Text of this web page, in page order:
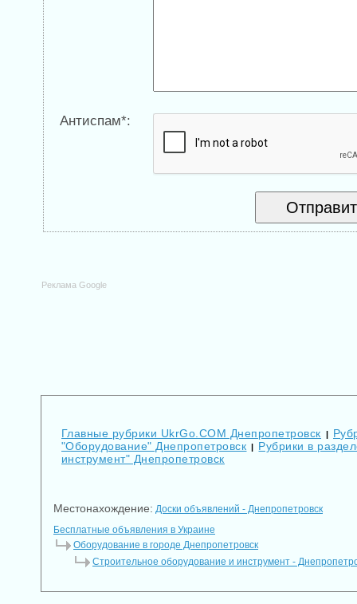
Антиспам*:
Реклама Google
Главные рубрики UkrGo.COM Днепропетровск
"Оборудование" Днепропетровск
Рубрики в
инструмент" Днепропетровск
Местонахождение: Доски объявлений - Днепропетровск
Бесплатные объявления в Украине
Оборудование в городе Днепропетровск
Строительное оборудование и инструмент -